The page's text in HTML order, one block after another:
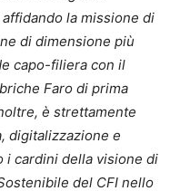
la missione di
di dimensione più
capo-filiera con il
Faro di prima
è strettamente
digitalizzazione e
i cardini della visione di
del CFI nello